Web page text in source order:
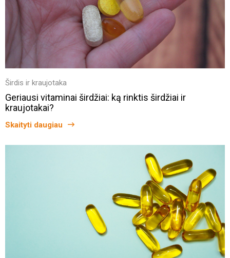
Širdis ir kraujotaka
Geriausi vitaminai širdžiai: ką rinktis širdžiai ir
kraujotakai?
Skaityti daugiau